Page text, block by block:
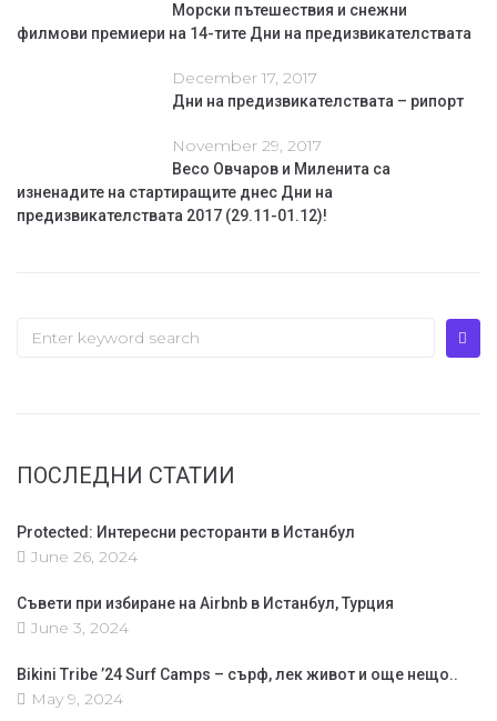
Морски пътешествия и снежни
филмови премиери на 14-тите Дни на предизвикателствата
December 17, 2017
Дни на предизвикателствата – рипорт
November 29, 2017
Весо Овчаров и Миленита са
изненадите на стартиращите днес Дни на
предизвикателствата 2017 (29.11-01.12)!
ПОСЛЕДНИ СТАТИИ
Protected: Интересни ресторанти в Истанбул
June 26, 2024
Съвети при избиране на Airbnb в Истанбул, Турция
June 3, 2024
Bikini Tribe ’24 Surf Camps – сърф, лек живот и още нещо..
May 9, 2024